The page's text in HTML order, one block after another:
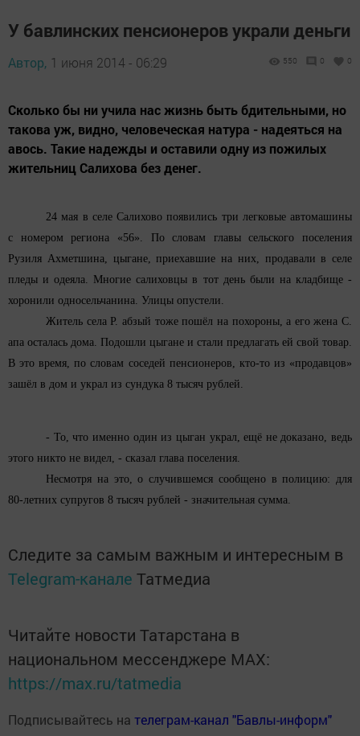
У бавлинских пенсионеров украли деньги
Автор, 1 июня 2014 - 06:29 550 0 0
Сколько бы ни учила нас жизнь быть бдительными, но
такова уж, видно, человеческая натура - надеяться на
авось. Такие надежды и оставили одну из пожилых
жительниц Салихова без денег.
24 мая в селе Салихово появились три легковые автомашины
с номером региона «56». По словам главы сельского поселения
Рузиля Ахметшина, цыгане, приехавшие на них, продавали в селе
пледы и одеяла. Многие салиховцы в тот день были на кладбище -
хоронили односельчанина. Улицы опустели.
Житель села Р. абзый тоже пошёл на похороны, а его жена С.
апа осталась дома. Подошли цыгане и стали предлагать ей свой товар.
В это время, по словам соседей пенсионеров, кто-то из «продавцов»
зашёл в дом и украл из сундука 8 тысяч рублей.
- То, что именно один из цыган украл, ещё не доказано, ведь
этого никто не видел, - сказал глава поселения.
Несмотря на это, о случившемся сообщено в полицию: для
80-летних супругов 8 тысяч рублей - значительная сумма.
Следите за самым важным и интересным в
Telegram-канале Татмедиа
Читайте новости Татарстана в
национальном мессенджере MАХ:
https://max.ru/tatmedia
Подписывайтесь на телеграм-канал "Бавлы-информ"